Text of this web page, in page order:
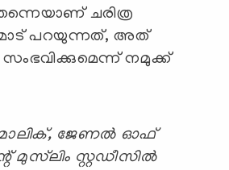
ചരിത്ര
പറയുന്നത്, അത്
നമുക്ക്
ജേണല്‍ ഓഫ്
സ്റ്റഡീസില്‍